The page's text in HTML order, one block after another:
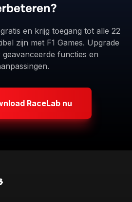
en krijg toegang tot alle 22
zijn met F1 Games. Upgrade
functies en
RaceLab nu